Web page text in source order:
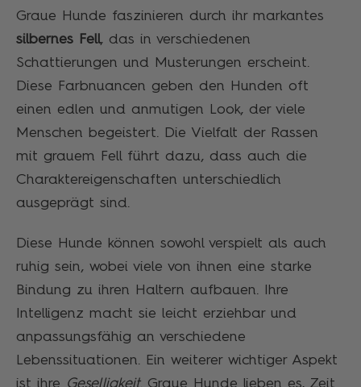
Graue Hunde faszinieren durch ihr markantes
silbernes Fell, das in verschiedenen
Schattierungen und Musterungen erscheint.
Diese Farbnuancen geben den Hunden oft
einen edlen und anmutigen Look, der viele
Menschen begeistert. Die Vielfalt der Rassen
mit grauem Fell führt dazu, dass auch die
Charaktereigenschaften unterschiedlich
ausgeprägt sind.
Diese Hunde können sowohl verspielt als auch
ruhig sein, wobei viele von ihnen eine starke
Bindung zu ihren Haltern aufbauen. Ihre
Intelligenz macht sie leicht erziehbar und
anpassungsfähig an verschiedene
Lebenssituationen. Ein weiterer wichtiger Aspekt
ist ihre Geselligkeit. Graue Hunde lieben es, Zeit